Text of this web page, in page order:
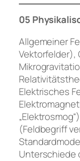
05
Allgemeiner
Vektorfelder),
Elektrisches
(Feldbegriff
Unterschiede